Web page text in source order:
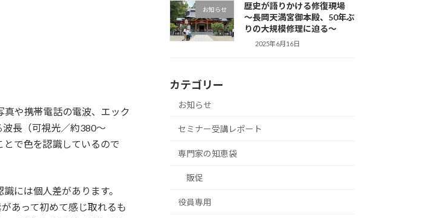
真や携帯電話の電波、エック
長（可視光／約380〜
で色を認識しているので
には個人差があります。
あって初めて感じ取れるも
お知らせ
歴史が語りかける修復現場
～長岡天満宮御本殿、50年ぶ
りの大規模修理に迫る～
2025年6月16日
カテゴリー
お知らせ
セミナー受講レポート
専門家の知恵袋
販促
役員専用